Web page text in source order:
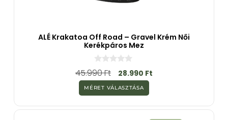
ALÉ Krakatoa Off Road – Gravel Krém Női
Kerékpáros Mez
0
a
5
-
b
ő
45.990Ft 28.990 Ft
MÉRET VÁLASZTÁSA